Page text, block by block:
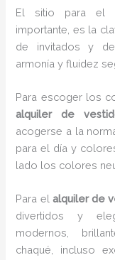
El sitio para el
importante, es la
de invitados y
armonía y fluidez
Para escoger los
alquiler de
acogerse a la
para el día y
lado los colores
Para el alquiler de
divertidos y
modernos,
chaqué, incluso